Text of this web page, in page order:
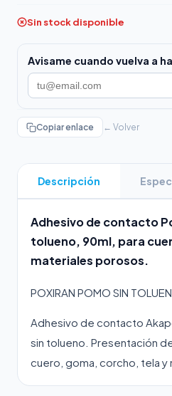
Sin stock disponible
Avisame cuando vuelva a
Copiar enlace ← Volver
Descripción
Adhesivo de contacto
tolueno, 90ml, para
materiales porosos.
POXIRAN POMO SIN
Adhesivo de contacto
sin tolueno. Presentación
cuero, goma, corcho, tela y